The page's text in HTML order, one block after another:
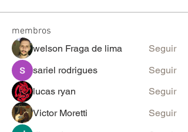
membros
welson Fraga de lima
Seguir
sariel rodrigues
Seguir
lucas ryan
Seguir
Victor Moretti
Seguir